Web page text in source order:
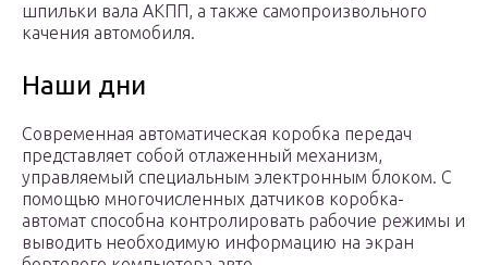
шпильки вала АКПП, а также самопроизвольного
качения автомобиля.
Наши дни
Современная автоматическая коробка передач
представляет собой отлаженный механизм,
управляемый специальным электронным блоком. С
помощью многочисленных датчиков коробка-
автомат способна контролировать рабочие режимы и
выводить необходимую информацию на экран